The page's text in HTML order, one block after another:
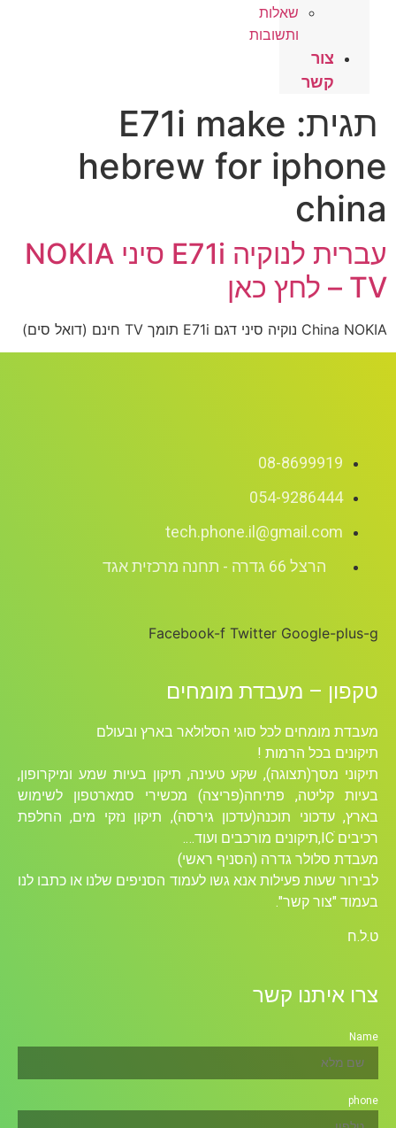
שאלות
ותשובות
צור
קשר
תגית: E71i make
hebrew for iphone
china
עברית לנוקיה E71i סיני NOKIA
TV – לחץ כאן
China NOKIA נוקיה סיני דגם E71i תומך TV חינם (דואל סים)
08-8699919
054-9286444
tech.phone.il@gmail.com
הרצל 66 גדרה - תחנה מרכזית אגד
Facebook-f Twitter Google-plus-g
טקפון – מעבדת מומחים
מעבדת מומחים לכל סוגי הסלולאר בארץ ובעולם
תיקונים בכל הרמות !
תיקוני מסך(תצוגה), שקע טעינה, תיקון בעיות שמע ומיקרופון,
בעיות קליטה, פתיחה(פריצה) מכשירי סמארטפון לשימוש
בארץ, עדכוני תוכנה(עדכון גירסה), תיקון נזקי מים, החלפת
רכיבים ICׁ,תיקונים מורכבים ועוד….
מעבדת סלולר גדרה (הסניף ראשי)
לבירור שעות פעילות אנא גשו לעמוד הסניפים שלנו או כתבו לנו
בעמוד "צור קשר".
ט.ל.ח
צרו איתנו קשר
Name
phone